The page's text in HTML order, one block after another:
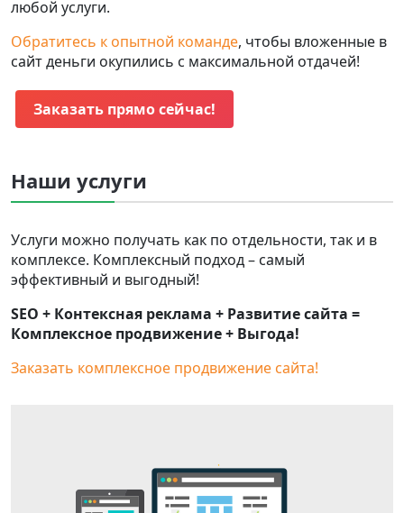
любой услуги.
Обратитесь к опытной команде, чтобы вложенные в
сайт деньги окупились с максимальной отдачей!
Заказать прямо сейчас!
Наши услуги
Услуги можно получать как по отдельности, так и в
комплексе. Комплексный подход – самый
эффективный и выгодный!
SEO + Контексная реклама + Развитие сайта =
Комплексное продвижение + Выгода!
Заказать комплексное продвижение сайта!